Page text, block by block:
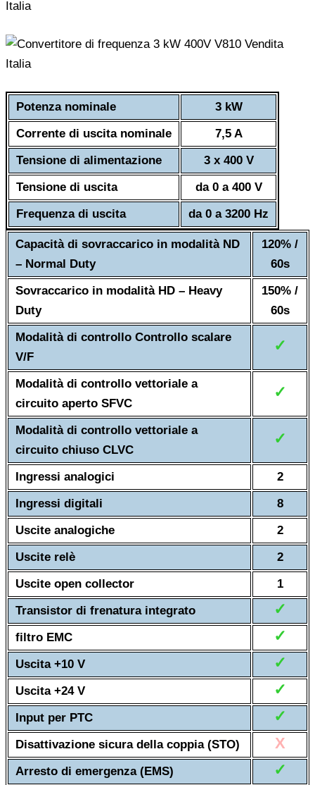
Potenza nominale
3 kW
Corrente di uscita nominale
7,5 A
Tensione di alimentazione
3 x 400 V
Tensione di uscita
da 0 a 400 V
Frequenza di uscita
da 0 a 3200 Hz
Capacità di sovraccarico in modalità ND
– Normal Duty
120% /
60s
Sovraccarico in modalità HD – Heavy
Duty
150% /
60s
Modalità di controllo Controllo scalare
V/F
✓
Modalità di controllo vettoriale a
circuito aperto SFVC
✓
Modalità di controllo vettoriale a
circuito chiuso CLVC
✓
Ingressi analogici
2
Ingressi digitali
8
Uscite analogiche
2
Uscite relè
2
Uscite open collector
1
Transistor di frenatura integrato
✓
filtro EMC ✓
Uscita +10 V ✓
Uscita +24 V ✓
Input per PTC ✓
Disattivazione sicura della coppia (STO) X
Arresto di emergenza (EMS) ✓